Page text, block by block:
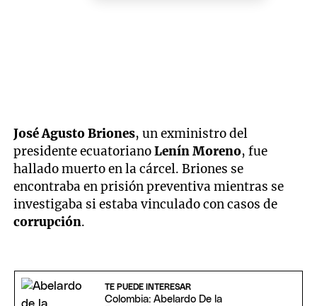
José Agusto Briones, un exministro del
presidente ecuatorianoLenín Moreno, fue
hallado muerto en la cárcel. Briones se
encontraba en prisión preventiva mientras se
investigaba si estaba vinculado con casos de
corrupción.
TE PUEDE INTERESAR
Colombia: Abelardo De la